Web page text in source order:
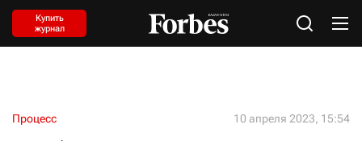
Купить
журнал
Процесс 10 апреля 2023, 15:54